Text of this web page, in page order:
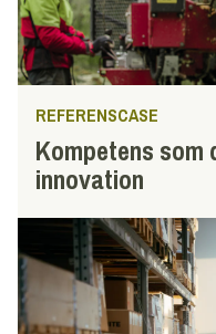
REFERENSCASE
Kompetens som
innovation